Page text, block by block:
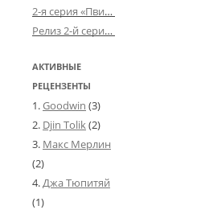
2-я серия «Пвин Тикса» от 2-D
Релиз 2-й серии «БДСМ-людей» от «Аркада Фильм»
АКТИВНЫЕ
РЕЦЕНЗЕНТЫ
Goodwin (3)
Djin Tolik(2)
Макс Мерлин
(2)
Джа Тюпитяй
(1)